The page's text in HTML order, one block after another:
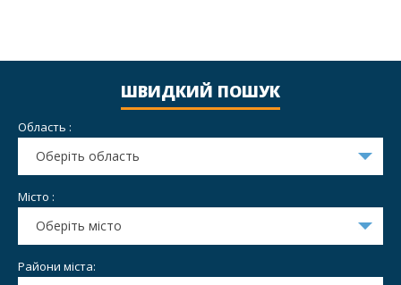
ШВИДКИЙ ПОШУК
Область :
Оберіть область
Місто :
Оберіть місто
Райони міста: